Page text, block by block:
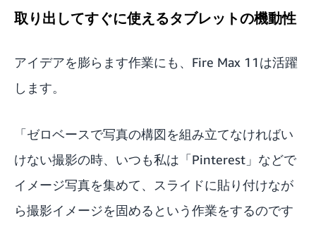
取り出してすぐに使えるタブレットの機動性
アイデアを膨らます作業にも、Fire Max 11は活躍
します。
「ゼロベースで写真の構図を組み立てなければい
けない撮影の時、いつも私は「Pinterest」 などで
イメージ写真を集めて、スライドに貼り付けなが
ら撮影イメージを固めるという作業をするのです